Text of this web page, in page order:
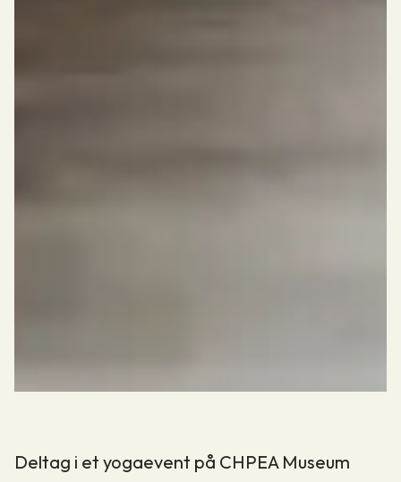
Deltag i et yogaevent på CHPEA Museum